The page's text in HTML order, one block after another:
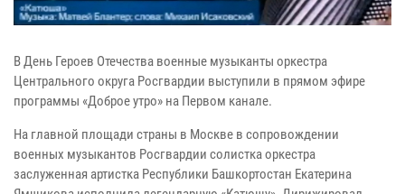
В День Героев Отечества военные музыканты оркестра
Центрального округа Росгвардии выступили в прямом эфире
программы «Доброе утро» на Первом канале.
На главной площади страны в Москве в сопровождении
военных музыкантов Росгвардии солистка оркестра
заслуженная артистка Республики Башкортостан Екатерина